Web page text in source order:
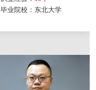
毕业院校：东北大学